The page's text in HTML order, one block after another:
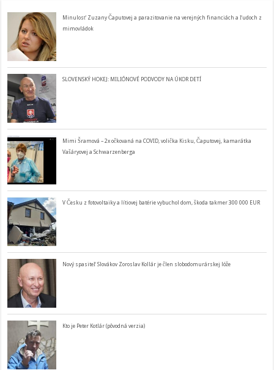
Minulosť Zuzany Čaputovej a parazitovanie na verejných financiách a ľudoch z
mimovládok
SLOVENSKÝ HOKEJ: MILIÓNOVÉ PODVODY NA ÚKOR DETÍ
Mimi Šramová – 2x očkovaná na COVID, volička Kisku, Čaputovej, kamarátka
Vašáryovej a Schwarzenberga
V Česku z fotovoltaiky a lítiovej batérie vybuchol dom, škoda takmer 300 000 EUR
Nový spasiteľ Slovákov Zoroslav Kollár je člen slobodomurárskej lóže
Kto je Peter Kotlár (pôvodná verzia)